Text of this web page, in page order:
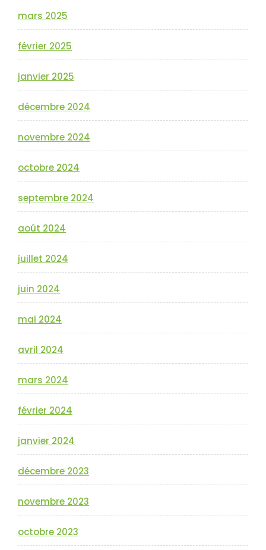
mars 2025
février 2025
janvier 2025
décembre 2024
novembre 2024
octobre 2024
septembre 2024
août 2024
juillet 2024
juin 2024
mai 2024
avril 2024
mars 2024
février 2024
janvier 2024
décembre 2023
novembre 2023
octobre 2023